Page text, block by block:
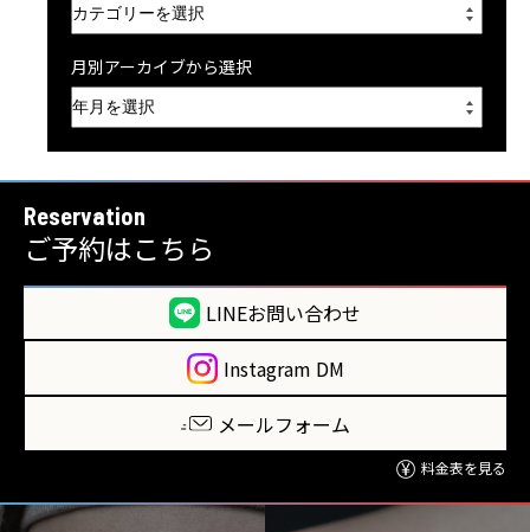
月別アーカイブから選択
Reservation
ご予約はこちら
LINEお問い合わせ
Instagram DM
メールフォーム
料金表を見る